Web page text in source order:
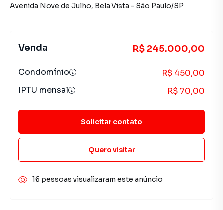
Avenida Nove de Julho, Bela Vista - São Paulo/SP
Venda R$ 245.000,00
Condomínio
R$ 450,00
IPTU mensal
R$ 70,00
Solicitar contato
Quero visitar
16 pessoas visualizaram este anúncio